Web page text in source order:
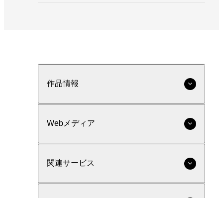
作品情報
Webメディア
関連サービス